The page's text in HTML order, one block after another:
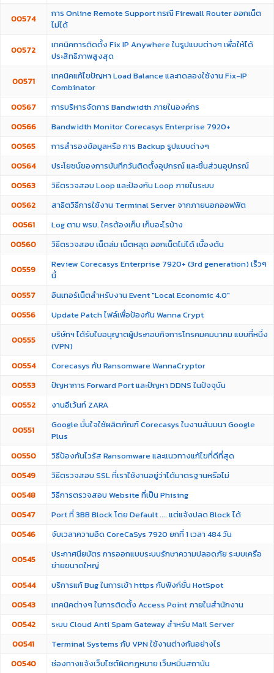
00574
การ Online Remote Support กรณี Firewall Router ออกเน็ต
ไม่ได้
00572
เทคนิคการติดตั้ง Fix IP Anywhere ในรูปแบบต่างๆ เพื่อให้ได้
ประสิทธิภาพสูงสุด
00571
เทคนิคแก้ไขปัญหา Load Balance และทดลองใช้งาน Fix-IP
Combinator
00567
การบริหารจัดการ Bandwidth ภายในองค์กร
00566
Bandwidth Monitor Corecasys Enterprise 7920+
00565
การสำรองข้อมูลหรือ การ Backup รูปแบบต่างๆ
00564
ประโยชน์ของการบันทึกวันติดตั้งอุปกรณ์ และชิ้นส่วนอุปกรณ์
00563
วิธีตรวจสอบ Loop และป้องกัน Loop ภายในระบบ
00562
สาธิตวิธีการใช้งาน Terminal Server จากภายนอกออฟฟิต
00561
Log ตาม พรบ. ใครต้องเก็บ เก็บอะไรบ้าง
00560
วิธีตรวจสอบ เน็ตล่ม เน็ตหลุด ออกเน็ตไม่ได้ เบื้องต้น
00559
Review Corecasys Enterprise 7920+ (3rd generation) เร็วๆ
นี้
00557
อินเทอร์เน็ตสำหรับงาน Event "Local Economic 4.0"
00556
Update Patch ไฟล์เพื่อป้องกัน Wanna Crypt
00555
บริษัทฯ ได้รับใบอนุญาตผู้ประกอบกิจการโทรคมคมนาคม แบบที่หนึ่ง
(VPN)
00554
Corecasys กับ Ransomware WannaCryptor
00553
ปัญหาการ Forward Port และปัญหา DDNS ในปัจจุบัน
00552
งานอีเว้นท์ ZARA
00551
Google มั่นใจใช้ผลิตภัณฑ์ Corecasys ในงานสัมมนา Google
Plus
00550
วิธีป้องกันไวรัส Ransomware และแนวทางแก้ไขที่ดีที่สุด
00549
วิธีตรวจสอบ SSL ที่เราใช้งานอยู่ว่าได้มาตรฐานหรือไม่
00548
วิธีการตรวจสอบ Website ที่เป็น Phising
00547
Port ที่ 3BB Block โดย Default .... แต่แจ้งปลด Block ได้
00546
จับเวลาความอึด CoreCaSys 7920 ยกที่ 1 เวลา 484 วัน
00545
ประกาศนียบัตร การออกแบบระบบรักษาความปลอดภัย ระบบเครือ
ข่ายขนาดใหญ่
00544
บริการแก้ Bug ในการเข้า https กับฟังก์ชั่น HotSpot
00543
เทคนิคต่างๆ ในการติดตั้ง Access Point ภายในสำนักงาน
00542
ระบบ Cloud Anti Spam Gateway สำหรับ Mail Server
00541
Terminal Systems กับ VPN ใช้งานต่างกันอย่างไร
00540
ช่องทางแจ้งเว็บไซต์ผิดกฎหมาย เว็บหมิ่นสถาบัน